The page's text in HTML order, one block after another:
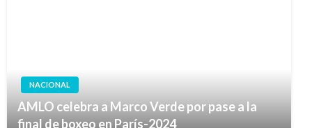
NACIONAL
AMLO celebra a Marco Verde por pase a la
final de boxeo en París-2024